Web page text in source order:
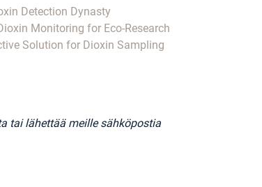
Detection Dynasty
Monitoring for Eco-Research
Solution for Dioxin Sampling
tai lähettää meille sähköpostia